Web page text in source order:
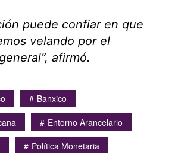
puede confiar en que
velando por el
afirmó.
Banxico
Entorno Arancelario
Política Monetaria